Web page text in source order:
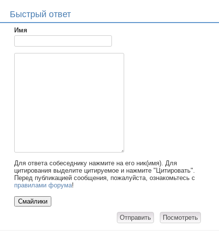
Быстрый ответ
Имя
Для ответа собеседнику нажмите на его ник(имя). Для
цитирования выделите цитируемое и нажмите "Цитировать".
Перед публикацией сообщения, пожалуйста, ознакомьтесь с
правилами форума!